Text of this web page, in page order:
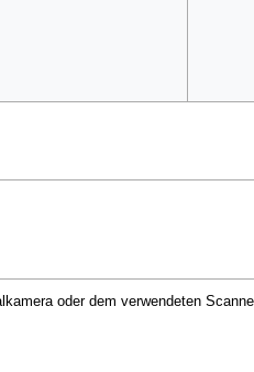
oder dem verwendeten